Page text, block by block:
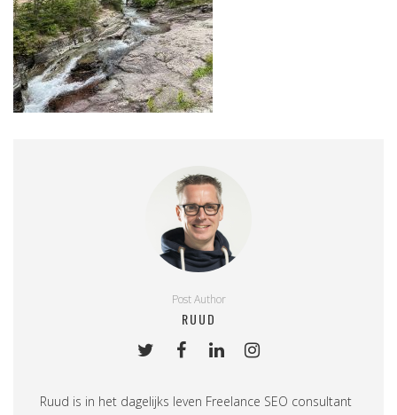
Post Author
RUUD
Ruud is in het dagelijks leven Freelance SEO consultant